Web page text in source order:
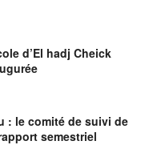
d’El hadj Cheick
: le comité de suivi de
semestriel